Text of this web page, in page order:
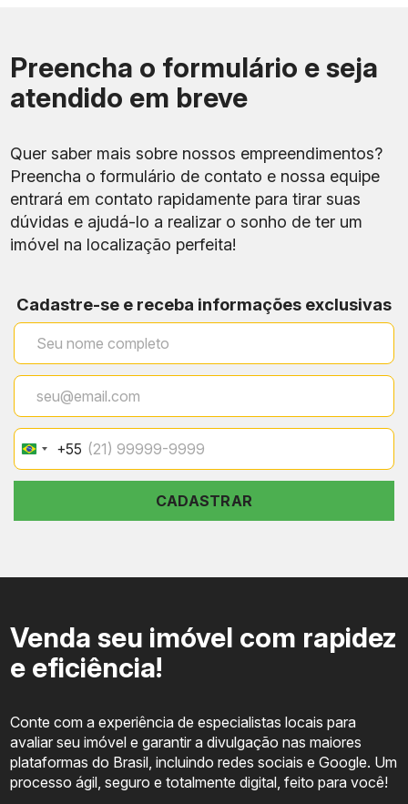
Preencha o formulário e seja
atendido em breve
Quer saber mais sobre nossos empreendimentos?
Preencha o formulário de contato e nossa equipe
entrará em contato rapidamente para tirar suas
dúvidas e ajudá-lo a realizar o sonho de ter um
imóvel na localização perfeita!
Cadastre-se e receba informações exclusivas
Brazil
+55
+55
CADASTRAR
Venda seu imóvel com rapidez
e eficiência!
Conte com a experiência de especialistas locais para
avaliar seu imóvel e garantir a divulgação nas maiores
plataformas do Brasil, incluindo redes sociais e Google. Um
processo ágil, seguro e totalmente digital, feito para você!